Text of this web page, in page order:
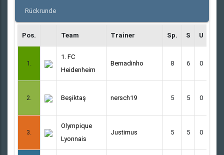
Rückrunde
Pos. Team Trainer Sp. S U
1.
1. FC
Heidenheim
Bernadinho 8 6 0
2. Beşiktaş nersch19 5 5 0
3.
Olympique
Lyonnais
Justimus 5 5 0